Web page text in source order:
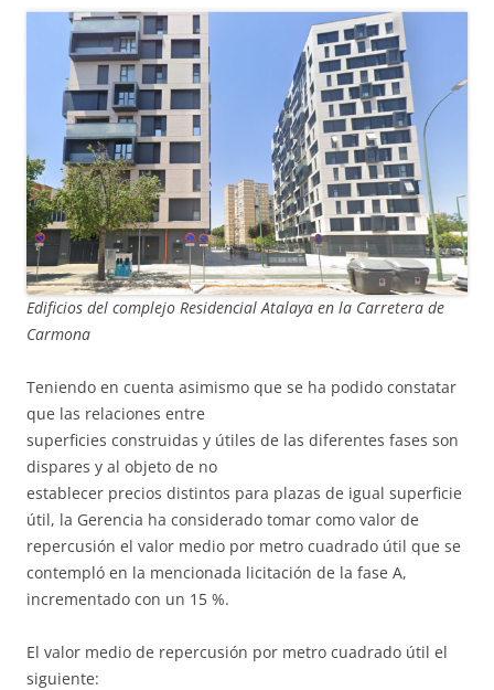
Edificios del complejo Residencial Atalaya en la Carretera de
Carmona
Teniendo en cuenta asimismo que se ha podido constatar
que las relaciones entre
superficies construidas y útiles de las diferentes fases son
dispares y al objeto de no
establecer precios distintos para plazas de igual superficie
útil, la Gerencia ha considerado tomar como valor de
repercusión el valor medio por metro cuadrado útil que se
contempló en la mencionada licitación de la fase A,
incrementado con un 15 %.
El valor medio de repercusión por metro cuadrado útil el
siguiente: